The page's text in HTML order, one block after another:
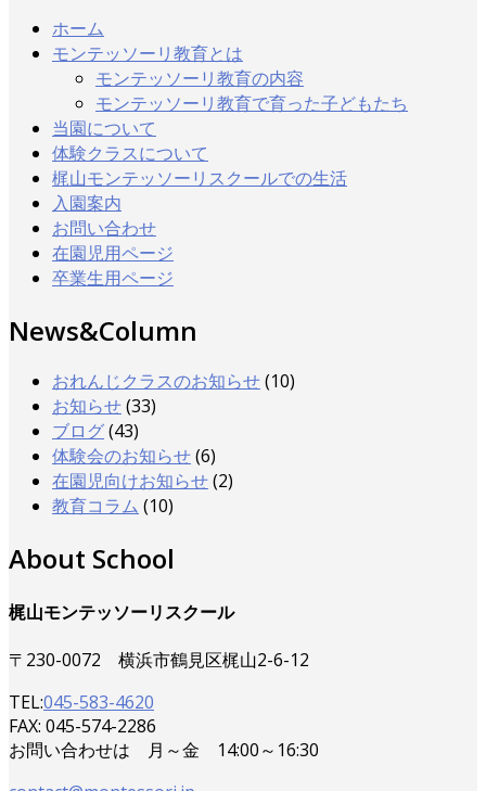
ホーム
モンテッソーリ教育とは
モンテッソーリ教育の内容
モンテッソーリ教育で育った子どもたち
当園について
体験クラスについて
梶山モンテッソーリスクールでの生活
入園案内
お問い合わせ
在園児用ページ
卒業生用ページ
News&Column
おれんじクラスのお知らせ(10)
お知らせ(33)
ブログ(43)
体験会のお知らせ(6)
在園児向けお知らせ(2)
教育コラム (10)
About School
梶山モンテッソーリスクール
〒230-0072 横浜市鶴見区梶山2-6-12
TEL:045-583-4620
FAX: 045-574-2286
お問い合わせは 月～金 14:00～16:30